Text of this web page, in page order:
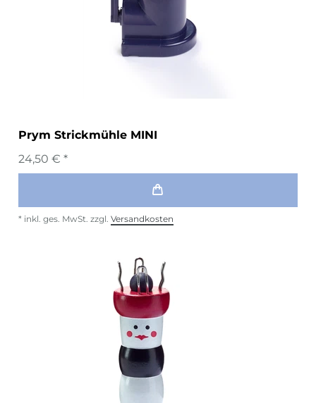
Prym Strickmühle MINI
24,50 € *
* inkl. ges. MwSt. zzgl. Versandkosten